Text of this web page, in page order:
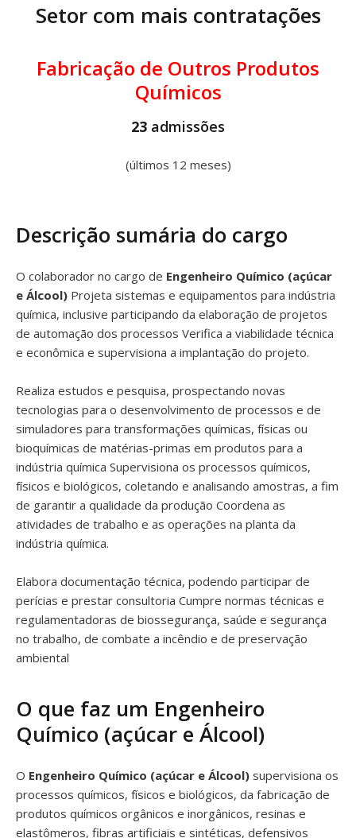
Setor com mais contratações
Fabricação de Outros Produtos
Químicos
23 admissões
(últimos 12 meses)
Descrição sumária do cargo
O colaborador no cargo de Engenheiro Químico (açúcar
e Álcool) Projeta sistemas e equipamentos para indústria
química, inclusive participando da elaboração de projetos
de automação dos processos Verifica a viabilidade técnica
e econômica e supervisiona a implantação do projeto.
Realiza estudos e pesquisa, prospectando novas
tecnologias para o desenvolvimento de processos e de
simuladores para transformações químicas, físicas ou
bioquímicas de matérias-primas em produtos para a
indústria química Supervisiona os processos químicos,
físicos e biológicos, coletando e analisando amostras, a fim
de garantir a qualidade da produção Coordena as
atividades de trabalho e as operações na planta da
indústria química.
Elabora documentação técnica, podendo participar de
perícias e prestar consultoria Cumpre normas técnicas e
regulamentadoras de biossegurança, saúde e segurança
no trabalho, de combate a incêndio e de preservação
ambiental
O que faz um Engenheiro
Químico (açúcar e Álcool)
O Engenheiro Químico (açúcar e Álcool) supervisiona os
processos químicos, físicos e biológicos, da fabricação de
produtos químicos orgânicos e inorgânicos, resinas e
elastômeros, fibras artificiais e sintéticas, defensivos